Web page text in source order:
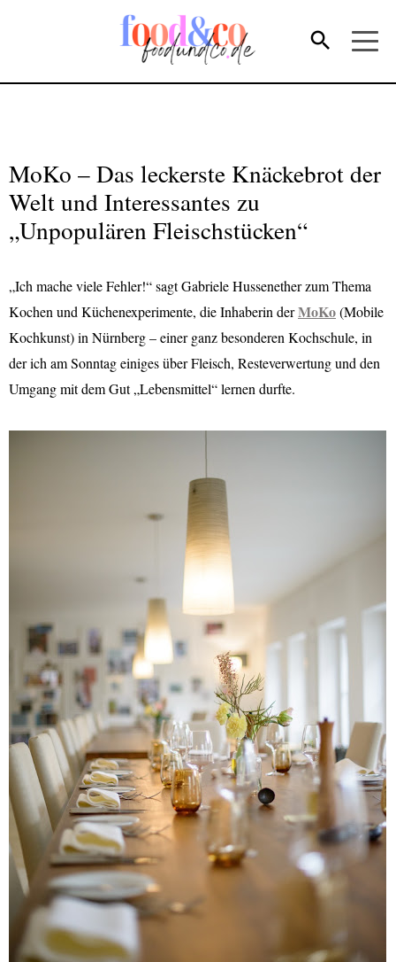
MoKo – Das leckerste Knäckebrot der
Welt und Interessantes zu
„Unpopulären Fleischstücken“
„Ich mache viele Fehler!“ sagt Gabriele Hussenether zum Thema
Kochen und Küchenexperimente, die Inhaberin derMoKo(Mobile
Kochkunst) in Nürnberg – einer ganz besonderen Kochschule, in
der ich am Sonntag einiges über Fleisch, Resteverwertung und den
Umgang mit dem Gut „Lebensmittel“ lernen durfte.